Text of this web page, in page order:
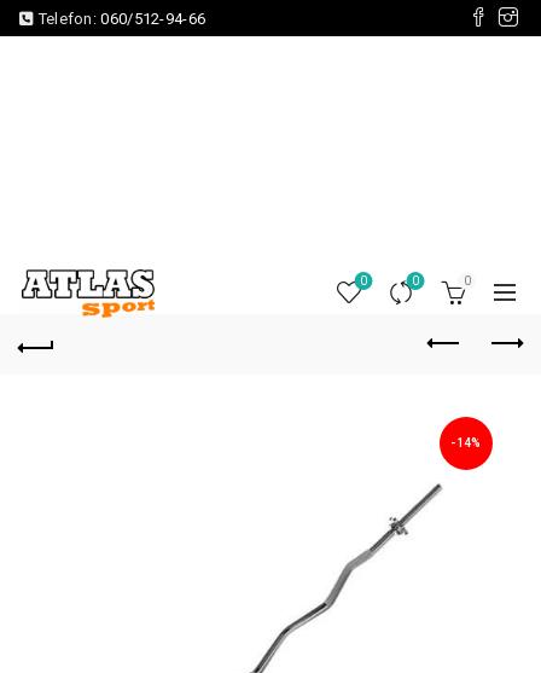
Telefon:060/512-94-66
0 0 0
-14%